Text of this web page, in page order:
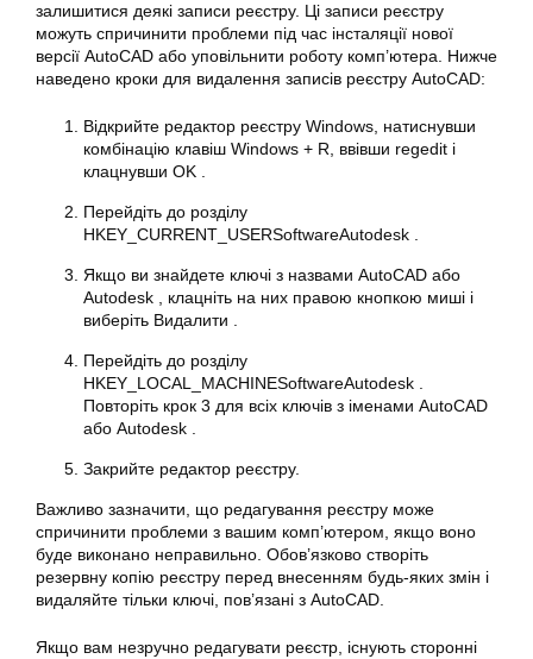
залишитися деякі записи реєстру. Ці записи реєстру
можуть спричинити проблеми під час інсталяції нової
версії AutoCAD або уповільнити роботу комп’ютера. Нижче
наведено кроки для видалення записів реєстру AutoCAD:
Відкрийте редактор реєстру Windows, натиснувши
комбінацію клавіш Windows + R, ввівши regedit і
клацнувши OK .
Перейдіть до розділу
HKEY_CURRENT_USERSoftwareAutodesk .
Якщо ви знайдете ключі з назвами AutoCAD або
Autodesk , клацніть на них правою кнопкою миші і
виберіть Видалити .
Перейдіть до розділу
HKEY_LOCAL_MACHINESoftwareAutodesk .
Повторіть крок 3 для всіх ключів з іменами AutoCAD
або Autodesk .
Закрийте редактор реєстру.
Важливо зазначити, що редагування реєстру може
спричинити проблеми з вашим комп’ютером, якщо воно
буде виконано неправильно. Обов’язково створіть
резервну копію реєстру перед внесенням будь-яких змін і
видаляйте тільки ключі, пов’язані з AutoCAD.
Якщо вам незручно редагувати реєстр, існують сторонні